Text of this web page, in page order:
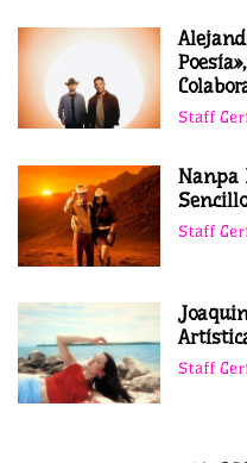
Staff
Nanpa
Staff
Staff